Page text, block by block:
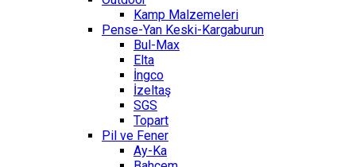
Kamp Malzemeleri
Pense-Yan Keski-Kargaburun
Bul-Max
Elta
İngco
İzeltaş
SGS
Topart
Pil ve Fener
Ay-Ka